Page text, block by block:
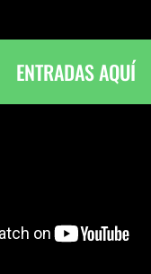
ENTRADAS AQUÍ